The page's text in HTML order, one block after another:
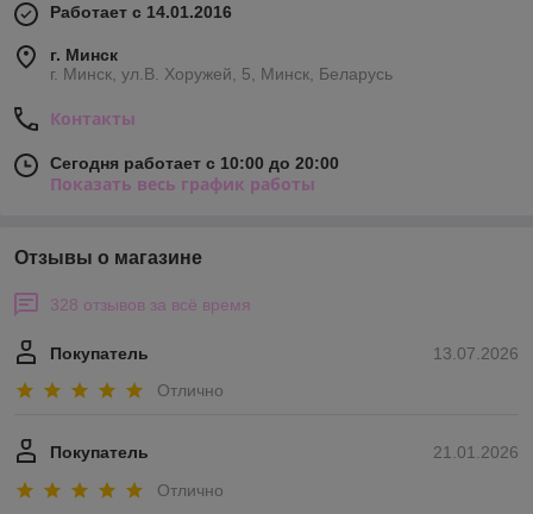
Работает с 14.01.2016
г. Минск
г. Минск, ул.В. Хоружей, 5, Минск, Беларусь
Контакты
Сегодня работает с 10:00 до 20:00
Показать весь график работы
Отзывы о магазине
328 отзывов за всё время
13.07.2026
Покупатель
Отлично
21.01.2026
Покупатель
Отлично